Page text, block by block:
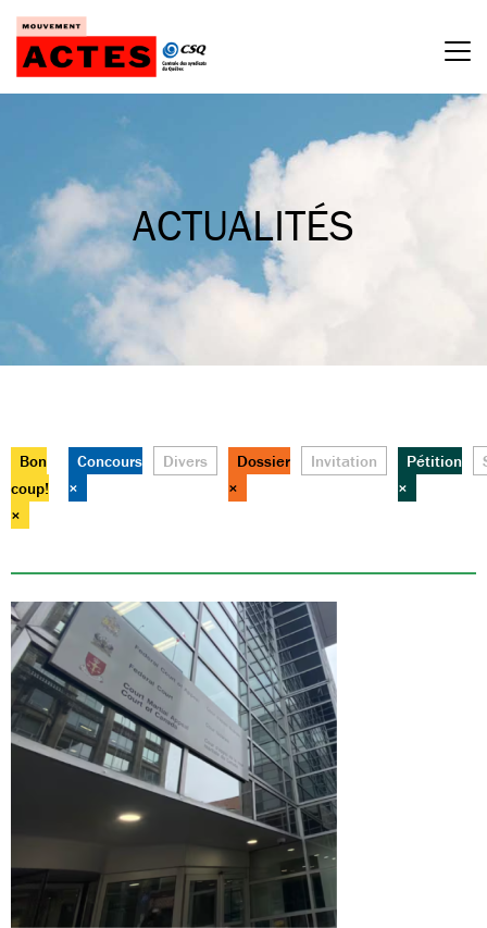
Passer
contenu
ACTUALITÉS
Bon
coup!
×
Concours
×
Divers
Dossier
×
Invitation
Pétition
×